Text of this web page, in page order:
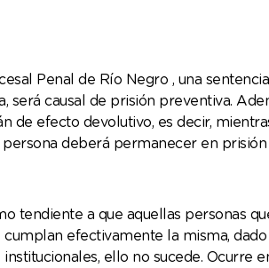
Penal de Río Negro , una
será causal de prisión preventiva.
de efecto devolutivo, es decir,
deberá permanecer en
tendiente a que aquellas personas
efectivamente la misma,
ello no sucede. Ocurre